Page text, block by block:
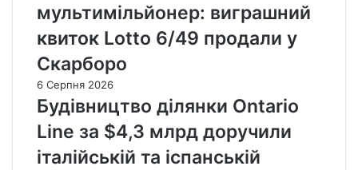
мультимільйонер: виграшний
квиток Lotto 6/49 продали у
Скарборо
6 Серпня 2026
Будівництво ділянки Ontario
Line за $4,3 млрд доручили
італійській та іспанській